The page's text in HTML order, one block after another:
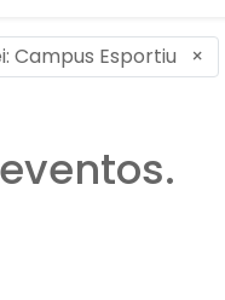
Campus Esportiu ×